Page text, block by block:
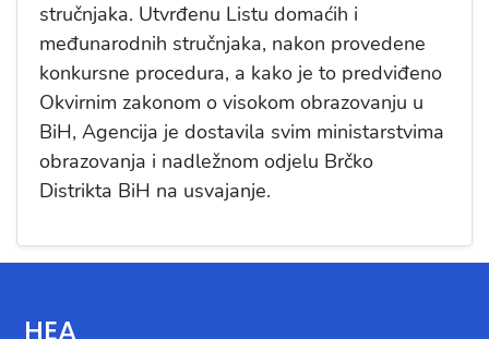
stručnjaka. Utvrđenu Listu domaćih i
međunarodnih stručnjaka, nakon provedene
konkursne procedura, a kako je to predviđeno
Okvirnim zakonom o visokom obrazovanju u
BiH, Agencija je dostavila svim ministarstvima
obrazovanja i nadležnom odjelu Brčko
Distrikta BiH na usvajanje.
HEA